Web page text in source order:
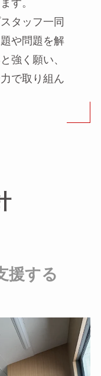
す。
タッフ一同
や問題を解
強く願い、
で取り組ん
援する